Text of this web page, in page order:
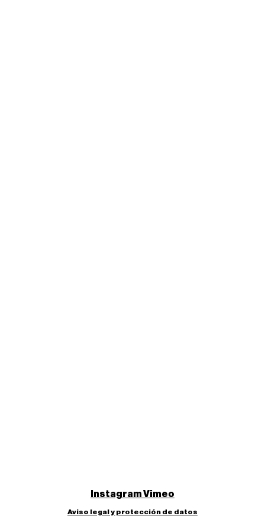
InstagramVimeo
Aviso legal y protección de datos